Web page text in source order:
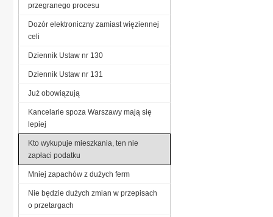
przegranego procesu
Dozór elektroniczny zamiast więziennej
celi
Dziennik Ustaw nr 130
Dziennik Ustaw nr 131
Już obowiązują
Kancelarie spoza Warszawy mają się
lepiej
Kto wykupuje mieszkania, ten nie
zapłaci podatku
Mniej zapachów z dużych ferm
Nie będzie dużych zmian w przepisach
o przetargach